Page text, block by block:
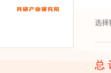
选择
总